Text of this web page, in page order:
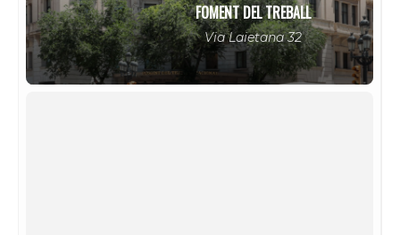
FOMENT DEL TREBALL
Via Laietana 32